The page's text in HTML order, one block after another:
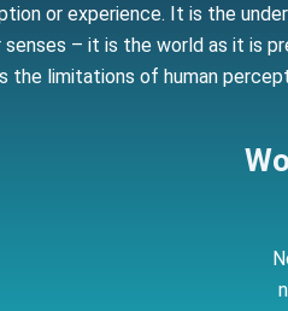
or experience. It is the
– it is the world as it is
the limitations of human